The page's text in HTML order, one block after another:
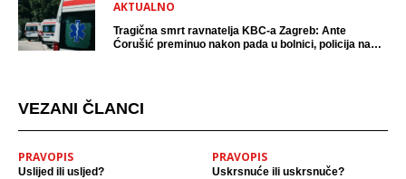
AKTUALNO
Tragična smrt ravnatelja KBC-a Zagreb: Ante
Ćorušić preminuo nakon pada u bolnici, policija na
VEZANI ČLANCI
PRAVOPIS
Uslijed ili usljed?
PRAVOPIS
Uskrsnuće ili uskrsnuče?